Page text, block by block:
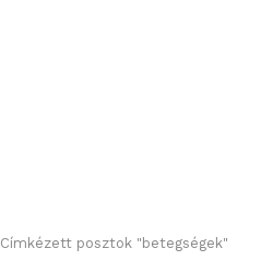
Címkézett posztok "betegségek"